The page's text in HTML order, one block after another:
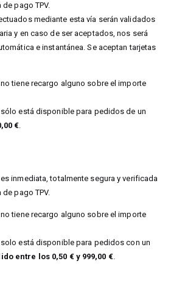
pago TPV.
mediante esta vía serán validados
y en caso de ser aceptados, nos será
e instantánea. Se aceptan tarjetas
tiene recargo alguno sobre el importe
está disponible para pedidos de un
€.
inmediata, totalmente segura y verificada
pago TPV.
tiene recargo alguno sobre el importe
está disponible para pedidos con un
entre los 0,50 € y 999,00 €.